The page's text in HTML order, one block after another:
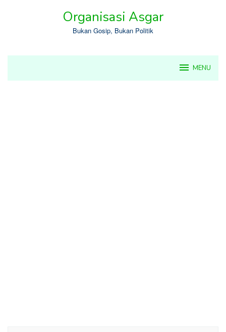
Organisasi Asgar
Bukan Gosip, Bukan Politik
MENU